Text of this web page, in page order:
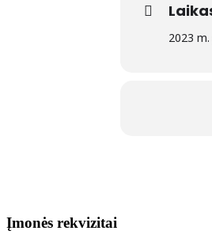
2023
Įmonės rekvizitai